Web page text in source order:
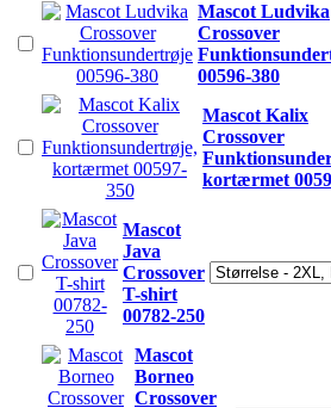
Mascot Ludvika
Crossover
00596-380
Mascot Kalix
Crossover
kortærmet
Mascot
Java
Crossover
T-shirt
00782-250
Mascot
Borneo
Crossover